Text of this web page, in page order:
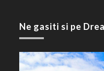
Ne gasiti si pe